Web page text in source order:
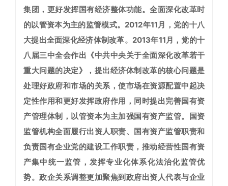
集团，更好发挥国有经济整体功能。 全面深化改革时
的以管资本为主的监管模式。 2012年11月，党的十八
大提出全面深化经济体制改革。2013年11月，党的十
八届三中全会作出《中共中央关于全面深化改革若干
重大问题的决定》，提出经济体制改革的核心问题是
处理好政府和市场的关系，使市场在资源配置中起决
定性作用和更好发挥政府作用，同时提出完善国有资
产管理体制，以管资本为主加强国有资产监管。国资
监管机构全面履行出资人职责、国有资产监管职责和
负责国有企业党的建设工作职责，推动经营性国有资
产集中统一监管，发挥专业化体系化法治化监管优
势。政企关系调整更加聚焦到政府出资人代表与企业